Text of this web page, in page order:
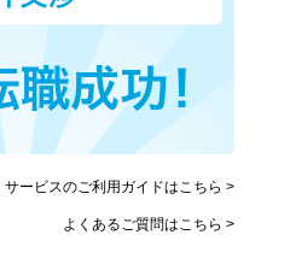
サービスのご利用ガイドはこちら >
よくあるご質問はこちら >